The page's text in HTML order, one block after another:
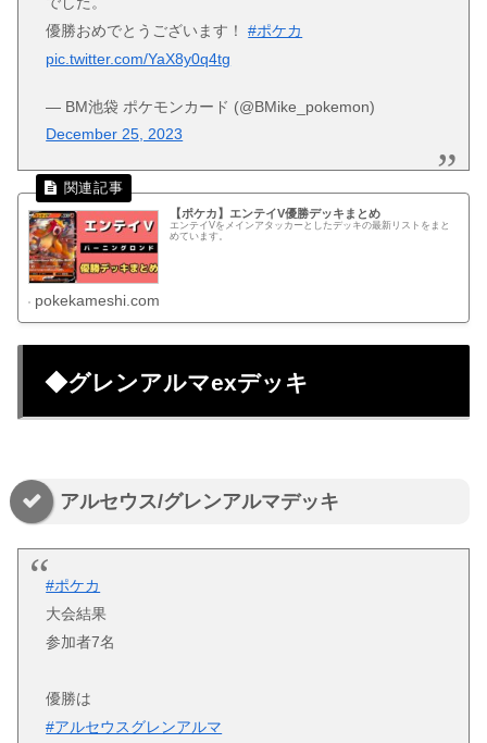
優勝おめでとうございます！#ポケカ
pic.twitter.com/YaX8y0q4tg
— BM池袋 ポケモンカード (@BMike_pokemon)
December 25, 2023
【ポケカ】エンテイV優勝デッキまとめ
エンテイVをメインアタッカーとしたデッキの最新リストをまと
めています。
pokekameshi.com
◆グレンアルマexデッキ
アルセウス/グレンアルマデッキ
#ポケカ
大会結果
参加者7名
優勝は
#アルセウスグレンアルマ